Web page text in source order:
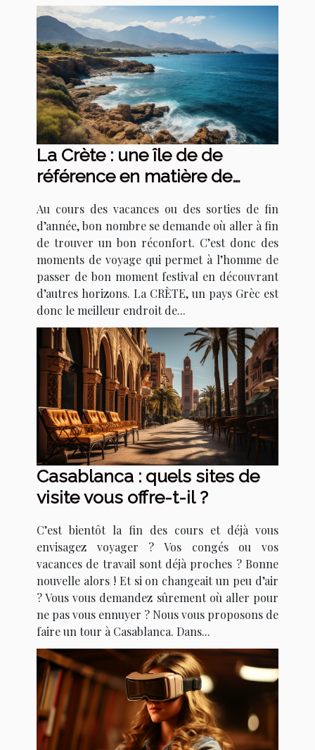
La Crète : une île de de
référence en matière de
Au cours des vacances ou des sorties de fin
d’année, bon nombre se demande où aller à fin
de trouver un bon réconfort. C’est donc des
moments de voyage qui permet à l’homme de
passer de bon moment festival en découvrant
d’autres horizons. La CRÈTE, un pays Grèc est
donc le meilleur endroit de...
Casablanca : quels sites de
visite vous offre-t-il ?
C’est bientôt la fin des cours et déjà vous
envisagez voyager ? Vos congés ou vos
vacances de travail sont déjà proches ? Bonne
nouvelle alors ! Et si on changeait un peu d’air
? Vous vous demandez sûrement où aller pour
ne pas vous ennuyer ? Nous vous proposons de
faire un tour à Casablanca. Dans...